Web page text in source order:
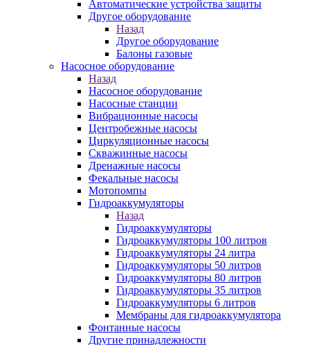
Автоматические устройства защиты
Другое оборудование
Назад
Другое оборудование
Балоны газовые
Насосное оборудование
Назад
Насосное оборудование
Насосные станции
Вибрационные насосы
Центробежные насосы
Циркуляционные насосы
Скважинные насосы
Дренажные насосы
Фекальные насосы
Мотопомпы
Гидроаккумуляторы
Назад
Гидроаккумуляторы
Гидроаккумуляторы 100 литров
Гидроаккумуляторы 24 литра
Гидроаккумуляторы 50 литров
Гидроаккумуляторы 80 литров
Гидроаккумуляторы 35 литров
Гидроаккумуляторы 6 литров
Мембраны для гидроаккумулятора
Фонтанные насосы
Другие принадлежности